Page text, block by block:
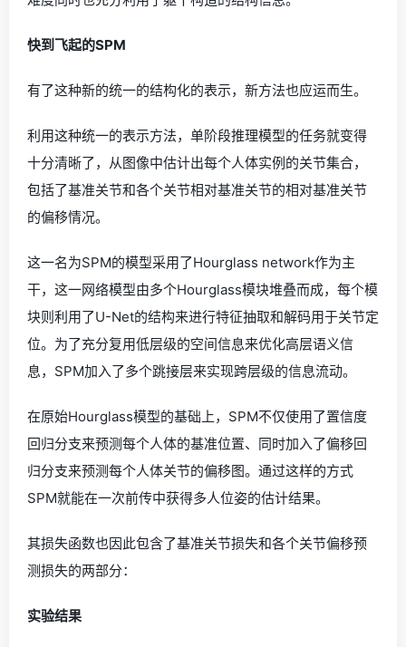
快到飞起的SPM
有了这种新的统一的结构化的表示，新方法也应运而生。
利用这种统一的表示方法，单阶段推理模型的任务就变得
十分清晰了，从图像中估计出每个人体实例的关节集合，
包括了基准关节和各个关节相对基准关节的相对基准关节
的偏移情况。
这一名为SPM的模型采用了Hourglass network作为主
干，这一网络模型由多个Hourglass模块堆叠而成，每个模
块则利用了U-Net的结构来进行特征抽取和解码用于关节定
位。为了充分复用低层级的空间信息来优化高层语义信
息，SPM加入了多个跳接层来实现跨层级的信息流动。
在原始Hourglass模型的基础上，SPM不仅使用了置信度
回归分支来预测每个人体的基准位置、同时加入了偏移回
归分支来预测每个人体关节的偏移图。通过这样的方式
SPM就能在一次前传中获得多人位姿的估计结果。
其损失函数也因此包含了基准关节损失和各个关节偏移预
测损失的两部分：
实验结果